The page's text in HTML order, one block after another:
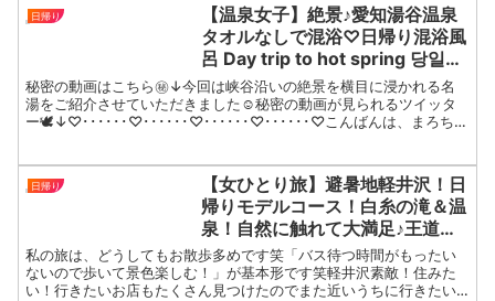
日帰り
【温泉女子】絶景♪愛知湯谷温泉
タオルなしで混浴♡日帰り混浴風
呂 Day trip to hot spring 당일치
기온천 एक दिवसीय गर्म पानी का झरना
秘密の動画はこちら㊙️↓今回は峡谷沿いの絶景を横目に浸かれる名
湯をご紹介させていただきました☺️秘密の動画が見られるツイッタ
ー🕊↓♡･･････♡･･････♡･･････♡･･････♡こんばんは、まろちゃ
日帰り
【女ひとり旅】避暑地軽井沢！日
帰りモデルコース！白糸の滝＆温
泉！自然に触れて大満足♪王道プ
ランのはずなんですが、ひとり旅
ってやっぱり個性が出るよね…
私の旅は、どうしてもお散歩多めです笑「バス待つ時間がもったい
ないので歩いて景色楽しむ！」が基本形です笑軽井沢素敵！住みた
い！行きたいお店もたくさん見つけたのでまた近いうちに行きたい